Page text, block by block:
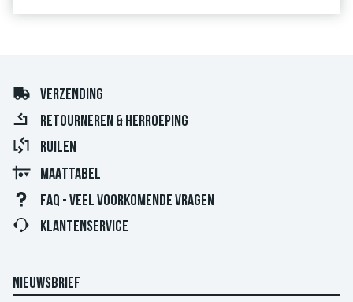
VERZENDING
RETOURNEREN & HERROEPING
RUILEN
MAATTABEL
FAQ - VEEL VOORKOMENDE VRAGEN
KLANTENSERVICE
NIEUWSBRIEF